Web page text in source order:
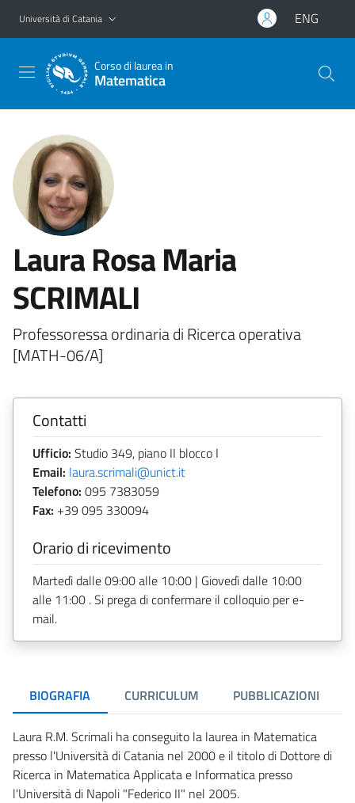
Vai al contenuto principale
Vai al menu di navigazione
Università di Catania ENG
Corso di laurea in
Matematica
Laura Rosa Maria
SCRIMALI
Professoressa ordinaria di Ricerca operativa
[MATH-06/A]
Contatti
Ufficio: Studio 349, piano II blocco I
Email: laura.scrimali@unict.it
Telefono: 095 7383059
Fax: +39 095 330094
Orario di ricevimento
Martedì dalle 09:00 alle 10:00 | Giovedì dalle 10:00
alle 11:00 . Si prega di confermare il colloquio per e-
mail.
BIOGRAFIA CURRICULUM PUBBLICAZIONI
Laura R.M. Scrimali ha conseguito la laurea in Matematica
presso l'Università di Catania nel 2000 e il titolo di Dottore di
Ricerca in Matematica Applicata e Informatica presso
l'Università di Napoli "Federico II" nel 2005.